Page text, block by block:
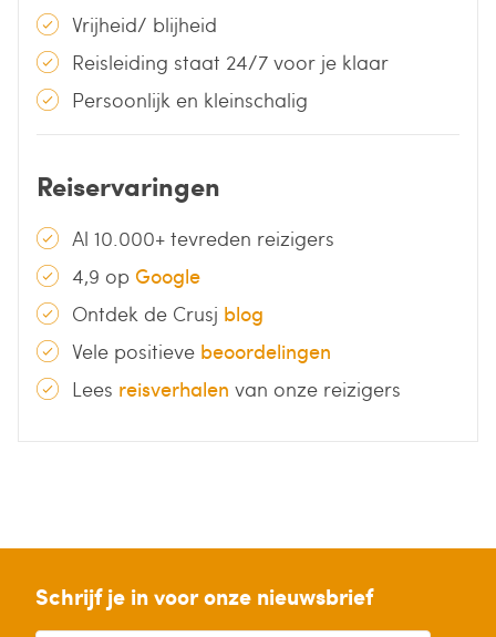
Vrijheid/ blijheid
Reisleiding staat 24/7 voor je klaar
Persoonlijk en kleinschalig
Reiservaringen
Al 10.000+ tevreden reizigers
4,9 op Google
Ontdek de Crusj blog
Vele positieve beoordelingen
Lees reisverhalen van onze reizigers
Schrijf je in voor onze nieuwsbrief